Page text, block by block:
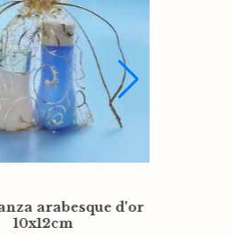
Sac organza lavande
10x12cm